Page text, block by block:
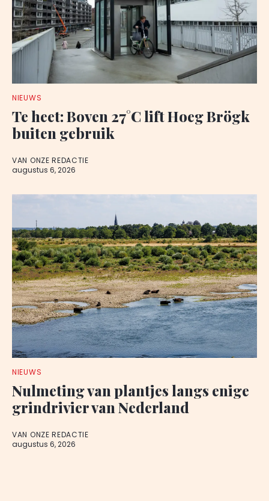
NIEUWS
Te heet: Boven 27°C lift Hoeg Brögk
buiten gebruik
VAN ONZE REDACTIE
augustus 6, 2026
NIEUWS
Nulmeting van plantjes langs enige
grindrivier van Nederland
VAN ONZE REDACTIE
augustus 6, 2026